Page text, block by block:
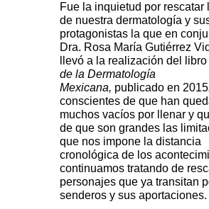
Fue la inquietud por rescatar
de nuestra dermatología y
protagonistas la que en
Dra. Rosa María Gutiérrez
llevó a la realización del libro
de la Dermatología
Mexicana, publicado en 2015
conscientes de que han
muchos vacíos por llenar y
de que son grandes las
que nos impone la distancia
cronológica de los
continuamos tratando de
personajes que ya transitan
senderos y sus aportaciones.